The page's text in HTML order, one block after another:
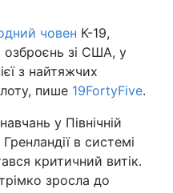
човен К-19,
озброєнь зі США, у
з найтяжчих
пише 19FortyFive.
у Північній
в системі
критичний витік.
зросла до